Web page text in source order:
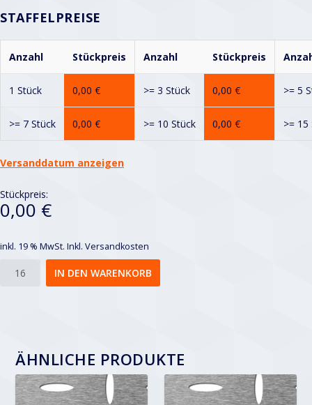
STAFFELPREISE
Anzahl Stückpreis Anzahl Stückpreis
1 Stück 0,00 € >= 3 Stück 0,00 € >= 5
>= 7 Stück 0,00 € >= 10 Stück 0,00 € >= 15
Versanddatum anzeigen
Stückpreis:
0,00 €
inkl. 19 % MwSt. Inkl. Versandkosten
IN DEN WARENKORB
ÄHNLICHE PRODUKTE